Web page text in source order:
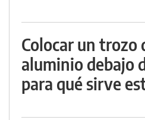
Colocar un trozo
aluminio debajo
para qué sirve